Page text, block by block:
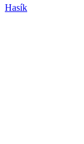
Hasík